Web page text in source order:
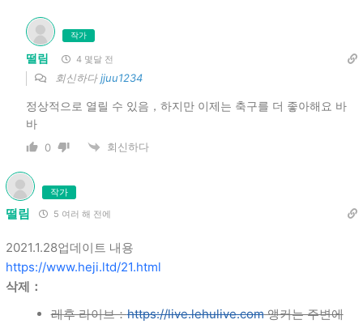
작가
떨림 4 몇달 전
회신하다jjuu1234
정상적으로 열릴 수 있음，하지만 이제는 축구를 더 좋아해요 바
바
0 회신하다
작가
떨림 5 여러 해 전에
2021.1.28업데이트 내용
https://www.heji.ltd/21.html
삭제：
레후 라이브：https://live.lehulive.com앵커는 주변에